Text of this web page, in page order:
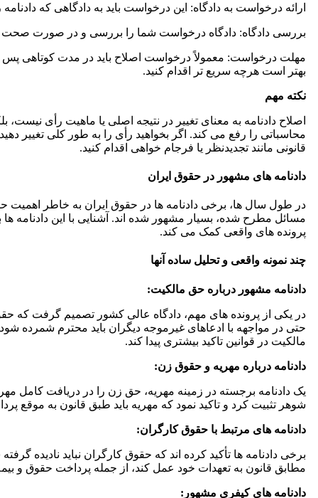
ارائه درخواست به دادگاه: این درخواست باید به دادگاهی که
بررسی دادگاه: دادگاه درخواست شما را بررسی و در صورت صحت
مهلت درخواست: معمولاً درخواست اصلاح باید در مدت کوتاهی پس
بهتر است هرچه سریع تر اقدام کنید.
نکته مهم
اصلاح دادنامه به معنای تغییر در نتیجه اصلی یا ماهیت رأی
محاسباتی را رفع می کند. اگر بخواهید رأی را به طور کلی تغییر
قانونی مانند تجدیدنظر یا فرجام خواهی اقدام کنید.
دادنامه های مشهور در حقوق ایران
در طول سال ها، برخی دادنامه ها در حقوق ایران به خاطر اهمیت
مسائل مطرح شده، بسیار مشهور شده اند. آشنایی با این دادنامه ها
پرونده های واقعی کمک می کند.
چند نمونه واقعی و تحلیل ساده آنها
دادنامه مشهور درباره حق مالکیت:
در یکی از پرونده های مهم، دادگاه عالی کشور تصمیم گرفت
حتی در مواجهه با ادعاهای غیرموجه دیگران باید محترم شمرده
مالکیت در قوانین تاکید بیشتری پیدا کند.
دادنامه درباره مهریه و حقوق زن:
یک دادنامه برجسته در زمینه مهریه، حق زن را در دریافت کامل
شوهر تثبیت کرد و تاکید نمود که مهریه باید طبق قانون به موقع
دادنامه های مرتبط با حقوق کارگران:
برخی دادنامه ها تأکید کرده اند که حقوق کارگران نباید نادیده
مطابق قانون به تعهدات خود عمل کند، از جمله پرداخت حقوق و
دادنامه های کیفری مشهور: